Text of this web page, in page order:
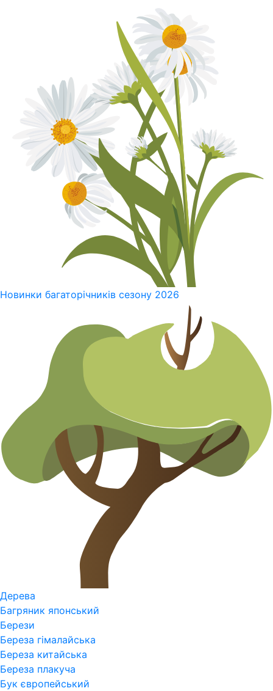
Новинки багаторічників сезону 2026
Дерева
Багряник японський
Берези
Береза гімалайська
Береза китайська
Береза плакуча
Бук європейський